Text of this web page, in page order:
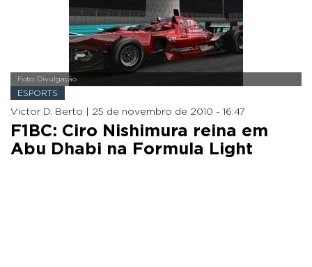
Foto: Divulgação
ESPORTS
Victor D. Berto | 25 de novembro de 2010 - 16:47
F1BC: Ciro Nishimura reina em
Abu Dhabi na Formula Light